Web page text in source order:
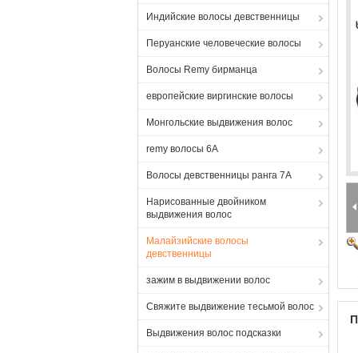
Индийские волосы девственницы
Перуанские человеческие волосы
Волосы Remy бирманца
европейские виргинские волосы
Монгольские выдвижения волос
remy волосы 6A
Волосы девственницы ранга 7A
Нарисованные двойником
выдвижения волос
Малайзийские волосы
девственницы
зажим в выдвижении волос
Свяжите выдвижение тесьмой волос
Выдвижения волос подсказки